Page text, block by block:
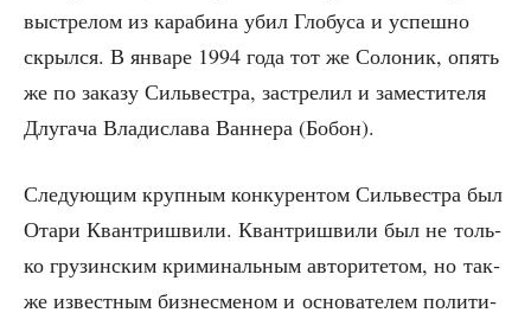
выстре­лом из кара­би­на убил Гло­бу­са и успеш­но
скрыл­ся. В янва­ре 1994 года тот же Соло­ник, опять
же по зака­зу Силь­ве­ст­ра, застре­лил и заме­сти­те­ля
Длу­га­ча Вла­ди­сла­ва Ван­не­ра (Бобон).
Сле­ду­ю­щим круп­ным кон­ку­рен­том Силь­ве­ст­ра был
Ота­ри Кван­т­ри­шви­ли. Кван­т­ри­шви­ли был не толь­
ко гру­зин­ским кри­ми­наль­ным авто­ри­те­том, но так­
же извест­ным биз­не­сме­ном и осно­ва­те­лем поли­ти­